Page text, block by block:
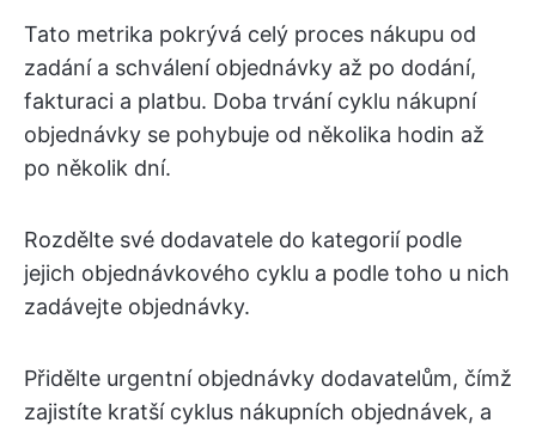
Tato metrika pokrývá celý proces nákupu od
zadání a schválení objednávky až po dodání,
fakturaci a platbu. Doba trvání cyklu nákupní
objednávky se pohybuje od několika hodin až
po několik dní.
Rozdělte své dodavatele do kategorií podle
jejich objednávkového cyklu a podle toho u nich
zadávejte objednávky.
Přidělte urgentní objednávky dodavatelům, čímž
zajistíte kratší cyklus nákupních objednávek, a